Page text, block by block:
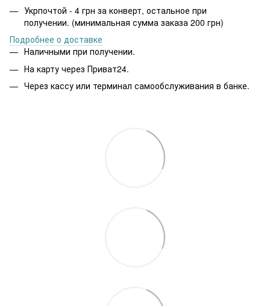
Укрпочтой - 4 грн за конверт, остальное при
получении. (минимальная сумма заказа 200 грн)
Подробнее о доставке
Наличными при получении.
На карту через Приват24.
Через кассу или терминал самообслуживания в банке.